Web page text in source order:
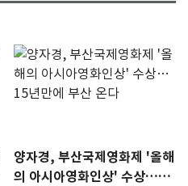
양자경, 부산국제영화제 '올해
의 아시아영화인상' 수상…15